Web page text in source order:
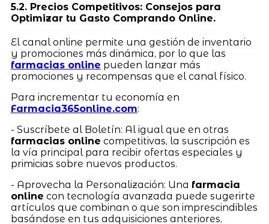
5.2. Precios Competitivos: Consejos para
Optimizar tu Gasto Comprando Online.
El canal online permite una gestión de inventario
y promociones más dinámica, por lo que las
farmacias online pueden lanzar más
promociones y recompensas que el canal físico.
Para incrementar tu economía en
Farmacia365online.com:
- Suscríbete al Boletín: Al igual que en otras
farmacias online competitivas, la suscripción es
la vía principal para recibir ofertas especiales y
primicias sobre nuevos productos.
- Aprovecha la Personalización: Una farmacia
online con tecnología avanzada puede sugerirte
artículos que combinan o que son imprescindibles
basándose en tus adquisiciones anteriores,